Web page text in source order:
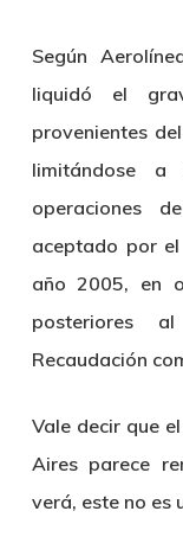
Según
liquidó el
provenientes
limitándose
operaciones
aceptado por
año 2005, en
posteriores
Recaudación
Vale decir que
Aires parece
verá, este no es